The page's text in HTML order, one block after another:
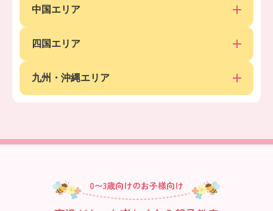
中国エリア
四国エリア
九州・沖縄エリア
0〜3歳向けのお子様向け